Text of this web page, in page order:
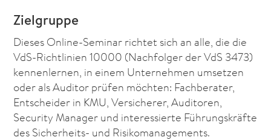
Zielgruppe
Dieses Online-Seminar richtet sich an alle, die die
VdS-Richtlinien 10000 (Nachfolger der VdS 3473)
kennenlernen, in einem Unternehmen umsetzen
oder als Auditor prüfen möchten: Fachberater,
Entscheider in KMU, Versicherer, Auditoren,
Security Manager und interessierte Führungskräfte
des Sicherheits- und Risikomanagements.